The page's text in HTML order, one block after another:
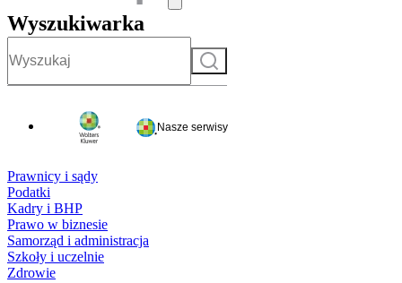
Wyszukiwarka
Szukaj
Nasze serwisy
Prawnicy i sądy
Podatki
Kadry i BHP
Prawo w biznesie
Samorząd i administracja
Szkoły i uczelnie
Zdrowie